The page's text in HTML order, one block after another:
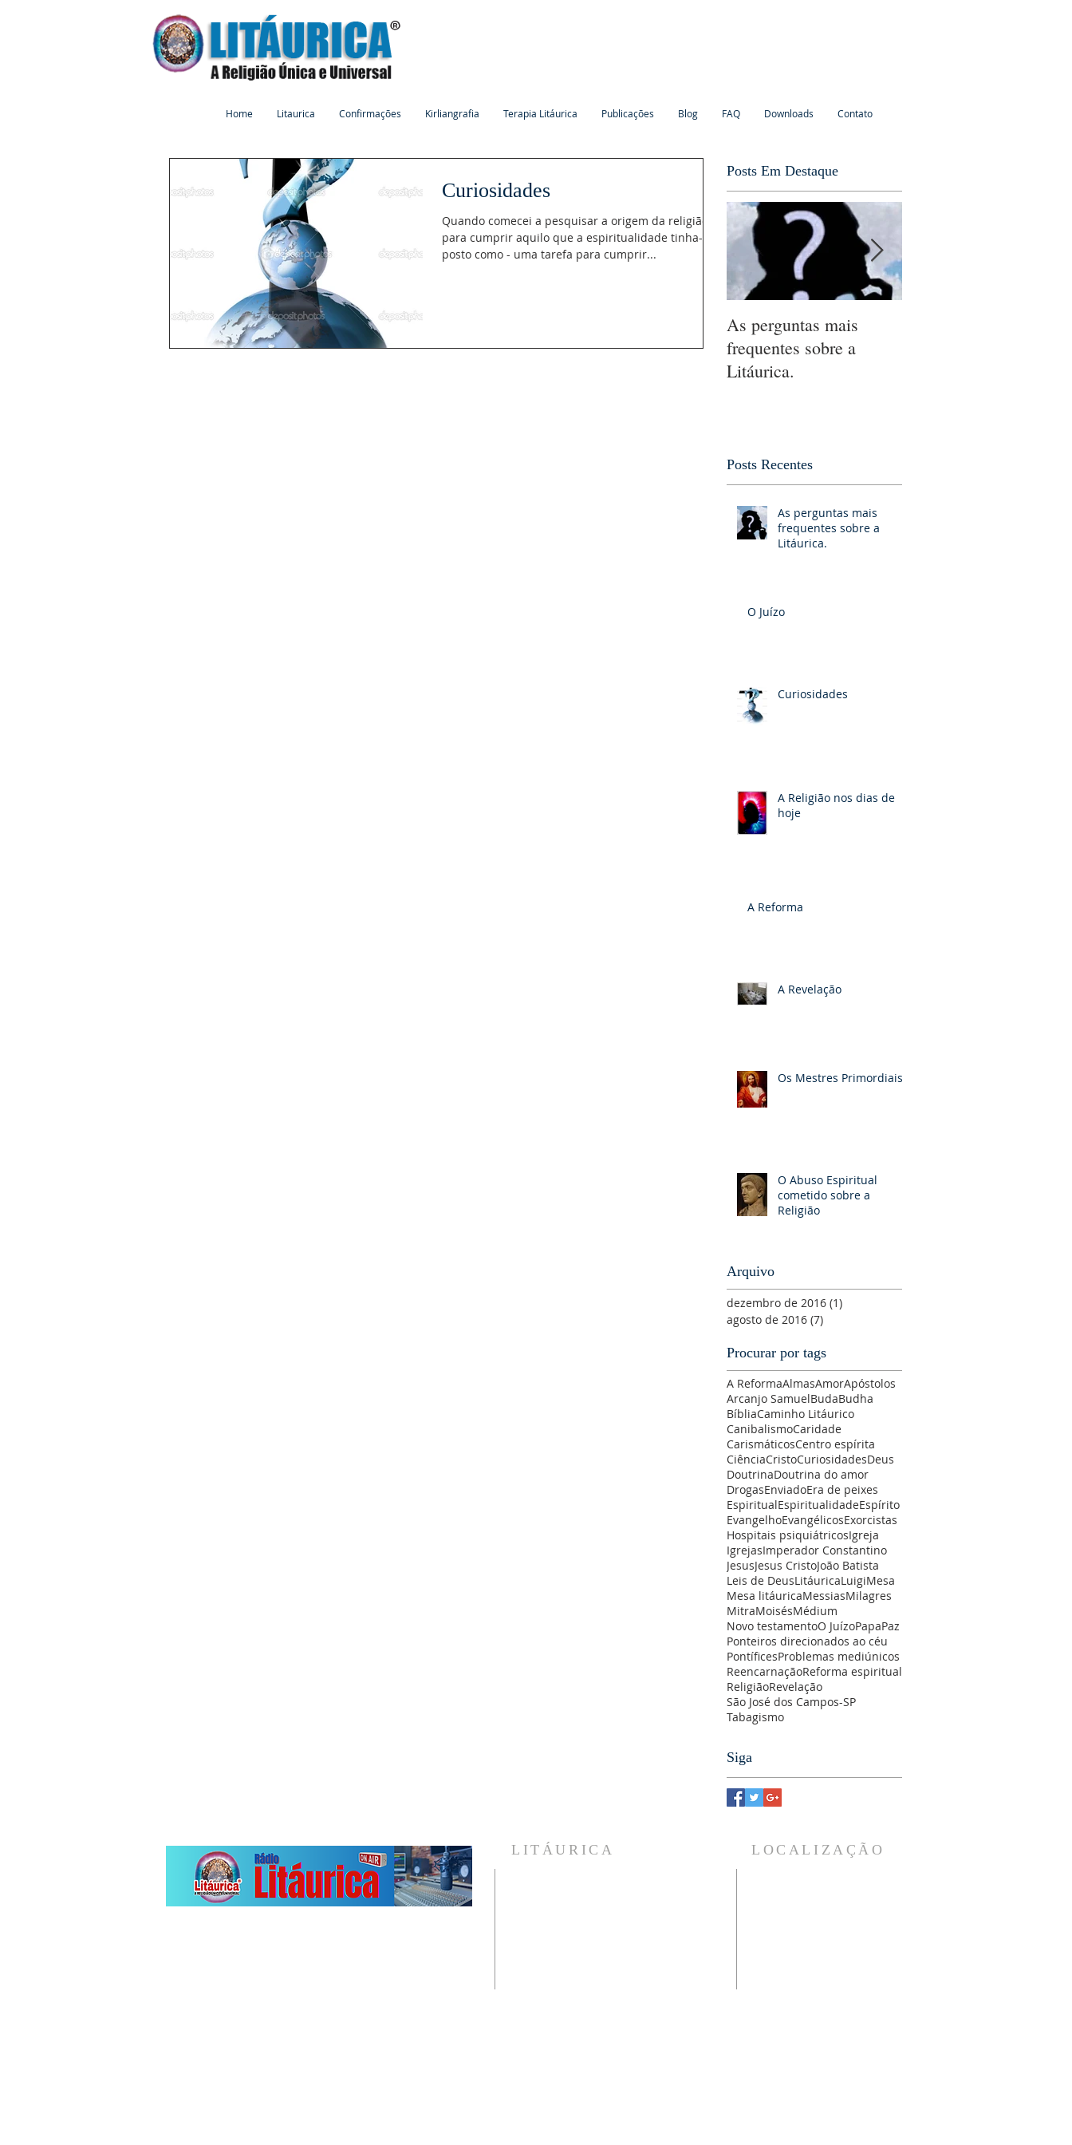
Home Litaurica Confirmações Kirliangrafia Terapia Litáurica Publicações Blog FAQ Downloads Contato
Curiosidades
Quando comecei a pesquisar a origem da religião
para cumprir aquilo que a espiritualidade tinha-me
posto como - uma tarefa para cumprir...
Posts Em Destaque
As perguntas mais
frequentes sobre a
Litáurica.
Posts Recentes
As perguntas mais
frequentes sobre a
Litáurica.
O Juízo
Curiosidades
A Religião nos dias de
hoje
A Reforma
A Revelação
Os Mestres Primordiais
O Abuso Espiritual
cometido sobre a
Religião
Arquivo
dezembro de 2016 (1)
agosto de 2016 (7)
Procurar por tags
A ReformaAlmasAmorApóstolos
Arcanjo SamuelBudaBudha
BíbliaCaminho Litáurico
CanibalismoCaridade
CarismáticosCentro espírita
CiênciaCristoCuriosidadesDeus
DoutrinaDoutrina do amor
DrogasEnviadoEra de peixes
EspiritualEspiritualidadeEspírito
EvangelhoEvangélicosExorcistas
Hospitais psiquiátricosIgreja
IgrejasImperador Constantino
JesusJesus CristoJoão Batista
Leis de DeusLitáuricaLuigiMesa
Mesa litáuricaMessiasMilagres
MitraMoisésMédium
Novo testamentoO JuízoPapaPaz
Ponteiros direcionados ao céu
PontíficesProblemas mediúnicos
ReencarnaçãoReforma espiritual
ReligiãoRevelação
São José dos Campos-SP
Tabagismo
Siga
LITÁURICA LOCALIZAÇÃO